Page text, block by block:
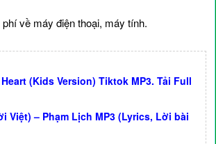
về máy điện thoại, máy tính.
(Kids Version) Tiktok MP3. Tải Full
Việt) – Phạm Lịch MP3 (Lyrics, Lời bài